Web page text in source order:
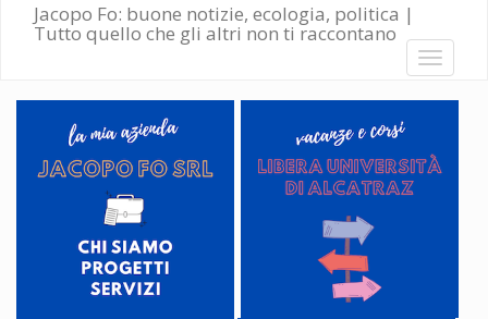
Jacopo Fo: buone notizie, ecologia, politica |
Tutto quello che gli altri non ti raccontano
Toggle